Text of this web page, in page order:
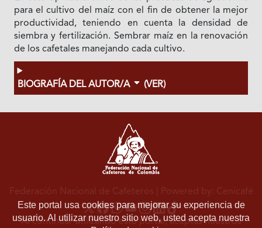
para el cultivo del maíz con el fin de obtener la mejor
productividad, teniendo en cuenta la densidad de
siembra y fertilización. Sembrar maíz en la renovación
de los cafetales manejando cada cultivo.
BIOGRAFÍA DEL AUTOR/A (VER)
Este portal usa cookies para mejorar su experiencia de
usuario. Al utilizar nuestro sitio web, usted acepta nuestra
Federación Nacional de Cafeteros | Powered by: Cenicafé
Al continuar utilizando este portal, aceptas nuestros